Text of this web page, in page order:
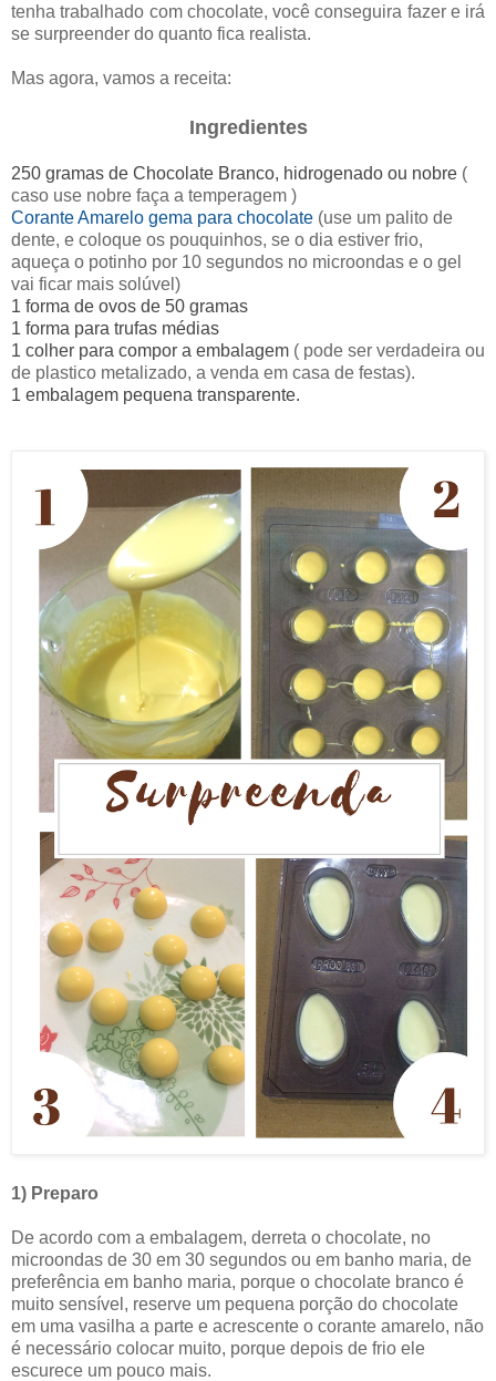
tenha trabalhado com chocolate, você conseguira fazer e irá
se surpreender do quanto fica realista.
Mas agora, vamos a receita:
Ingredientes
250 gramas de Chocolate Branco, hidrogenado ou nobre (
caso use nobre faça a temperagem )
Corante Amarelo gema para chocolate (use um palito de
dente, e coloque os pouquinhos, se o dia estiver frio,
aqueça o potinho por 10 segundos no microondas e o gel
vai ficar mais solúvel)
1 forma de ovos de 50 gramas
1 forma para trufas médias
1 colher para compor a embalagem ( pode ser verdadeira ou
de plastico metalizado, a venda em casa de festas).
1 embalagem pequena transparente.
1) Preparo
De acordo com a embalagem, derreta o chocolate, no
microondas de 30 em 30 segundos ou em banho maria, de
preferência em banho maria, porque o chocolate branco é
muito sensível, reserve um pequena porção do chocolate
em uma vasilha a parte e acrescente o corante amarelo, não
é necessário colocar muito, porque depois de frio ele
escurece um pouco mais.